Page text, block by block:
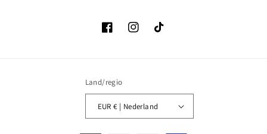
FacebookInstagramTikTok
Land/regio
EUR € | Nederland